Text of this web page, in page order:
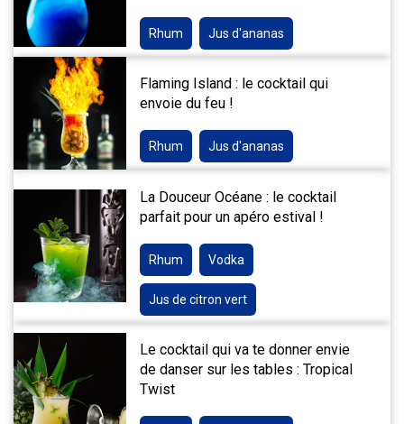
Rhum Jus d'ananas
Flaming Island : le cocktail qui
envoie du feu !
Rhum Jus d'ananas
La Douceur Océane : le cocktail
parfait pour un apéro estival !
Rhum Vodka
Jus de citron vert
Le cocktail qui va te donner envie
de danser sur les tables : Tropical
Twist